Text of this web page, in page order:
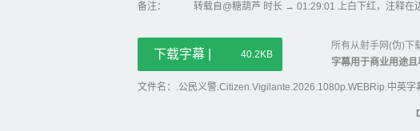
备注：
转载自@糖葫芦 时长 → 01:29:01 上白下红，注释在
下载字幕 | 40.2KB
所有从射手网(伪)下
字幕用于商业用途
文件名：.公民义警.Citizen.Vigilante.2026.1080p.WEBRip.中英字